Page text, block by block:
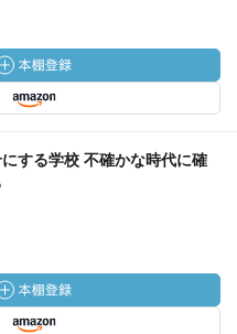
する学校 不確かな時代に確